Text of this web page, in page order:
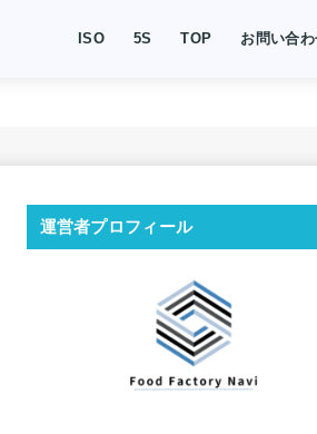
ISO 5S TOP お問い合
運営者プロフィール